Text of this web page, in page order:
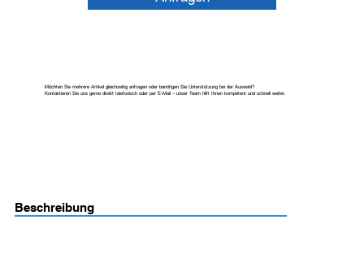
Möchten Sie mehrere Artikel gleichzeitig anfragen oder benötigen Sie Unterstützung bei der Auswahl?
Kontaktieren Sie uns gerne direkt telefonisch oder per E-Mail – unser Team hilft Ihnen kompetent und schnell weiter.
Beschreibung